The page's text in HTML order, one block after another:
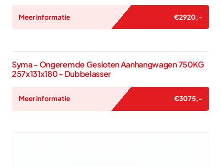
Meer informatie €2920,-
Syma - Ongeremde Gesloten Aanhangwagen 750KG
257x131x180 - Dubbelasser
Meer informatie €3075,-